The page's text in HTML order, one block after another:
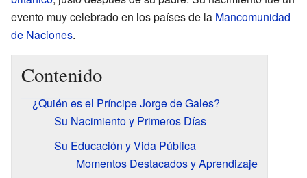
evento muy celebrado en los países de la Mancomunidad
de Naciones.
Contenido
¿Quién es el Príncipe Jorge de Gales?
Su Nacimiento y Primeros Días
Su Educación y Vida Pública
Momentos Destacados y Aprendizaje